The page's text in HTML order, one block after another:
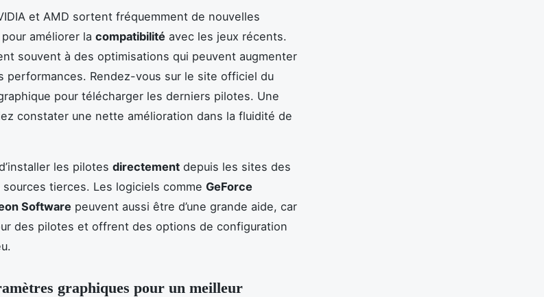
et AMD sortent fréquemment de nouvelles
améliorer la compatibilité avec les jeux récents.
souvent à des optimisations qui peuvent augmenter
performances. Rendez-vous sur le site officiel du
pour télécharger les derniers pilotes. Une
constater une nette amélioration dans la fluidité de
les pilotes directement depuis les sites des
tierces. Les logiciels comme GeForce
Software peuvent aussi être d’une grande aide, car
des pilotes et offrent des options de configuration
graphiques pour un meilleur